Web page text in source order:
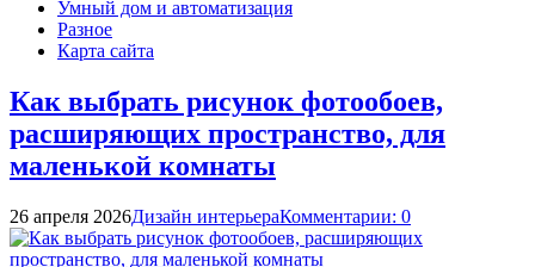
Умный дом и автоматизация
Разное
Карта сайта
Как выбрать рисунок фотообоев,
расширяющих пространство, для
маленькой комнаты
26 апреля 2026Дизайн интерьераКомментарии: 0